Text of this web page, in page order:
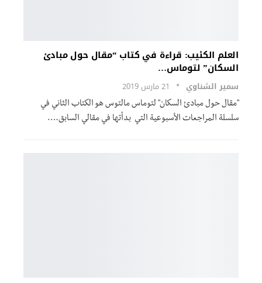
العلم الكئيب: قراءة في كتاب “مقال حول مبادئ
السكان” لتوماس…
سمير الشناوي 21 مارس 2019
"مقال حول مبادئ السكان" لتوماس مالتوس هو الكتاب الثاني في
سلسلة المراجعات الأسبوعية التي بدأتها في مقالي السابق.…